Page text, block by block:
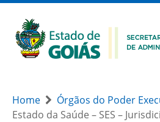
Home Órgãos do Poder
Estado da Saúde – SES –